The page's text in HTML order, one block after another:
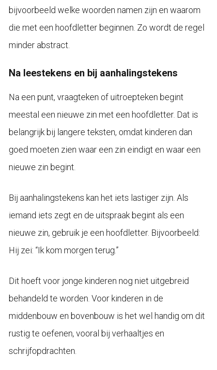
bijvoorbeeld welke woorden namen zijn en waarom
die met een hoofdletter beginnen. Zo wordt de regel
minder abstract.
Na leestekens en bij aanhalingstekens
Na een punt, vraagteken of uitroepteken begint
meestal een nieuwe zin met een hoofdletter. Dat is
belangrijk bij langere teksten, omdat kinderen dan
goed moeten zien waar een zin eindigt en waar een
nieuwe zin begint.
Bij aanhalingstekens kan het iets lastiger zijn. Als
iemand iets zegt en de uitspraak begint als een
nieuwe zin, gebruik je een hoofdletter. Bijvoorbeeld:
Hij zei: “Ik kom morgen terug.”
Dit hoeft voor jonge kinderen nog niet uitgebreid
behandeld te worden. Voor kinderen in de
middenbouw en bovenbouw is het wel handig om dit
rustig te oefenen, vooral bij verhaaltjes en
schrijfopdrachten.